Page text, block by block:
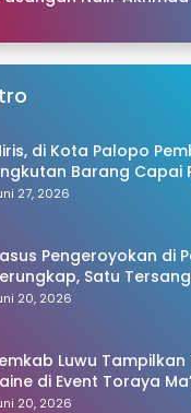
di Kota Palopo
Barang Capai
Pertanyakan
27, 2026
Pengeroyokan di
Satu
20, 2026
Luwu Tampilkan
di Event Toraya
20, 2026